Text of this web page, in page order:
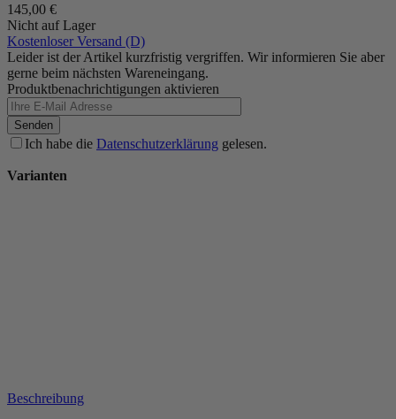
145,00 €
Nicht auf Lager
Kostenloser Versand (D)
Leider ist der Artikel kurzfristig vergriffen. Wir informieren Sie aber
gerne beim nächsten Wareneingang.
Produktbenachrichtigungen aktivieren
Senden
Ich habe die Datenschutzerklärung gelesen.
Varianten
Beschreibung